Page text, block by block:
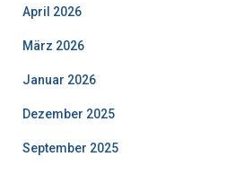
April 2026
März 2026
Januar 2026
Dezember 2025
September 2025